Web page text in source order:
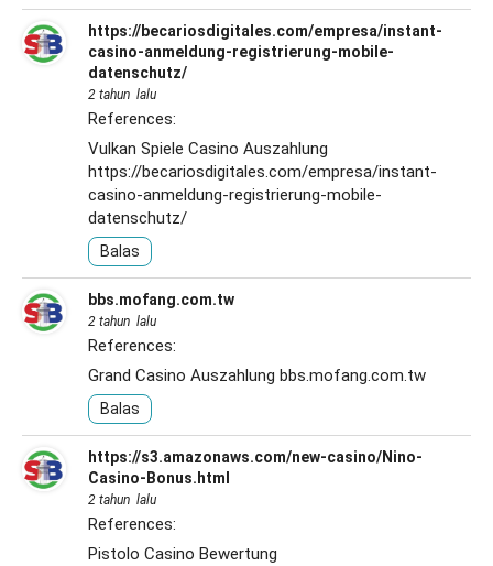
https://becariosdigitales.com/empresa/instant-
casino-anmeldung-registrierung-mobile-
datenschutz/
2 tahun lalu
References:
Vulkan Spiele Casino Auszahlung
https://becariosdigitales.com/empresa/instant-
casino-anmeldung-registrierung-mobile-
datenschutz/
Balas
bbs.mofang.com.tw
2 tahun lalu
References:
Grand Casino Auszahlung bbs.mofang.com.tw
Balas
https://s3.amazonaws.com/new-casino/Nino-
Casino-Bonus.html
2 tahun lalu
References:
Pistolo Casino Bewertung